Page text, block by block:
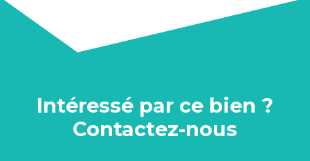
Intéressé par ce bien ?
Contactez-nous